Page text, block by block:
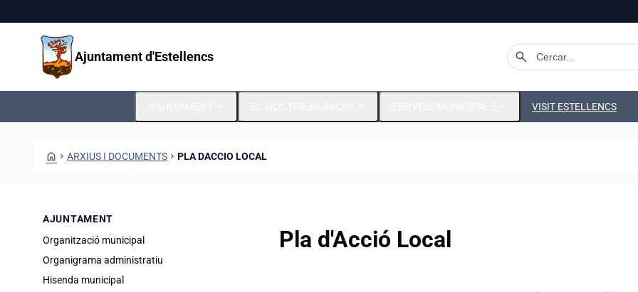
Ajuntament d'Estellencs search
VISIT ESTELLENCS
HOME CHEVRON_RIGHT ARXIUS I DOCUMENTS CHEVRON_RIGHT PLA DACCIO LOCAL
AJUNTAMENT
Organització municipal
Organigrama administratiu
Hisenda municipal
Pla d'Acció Local